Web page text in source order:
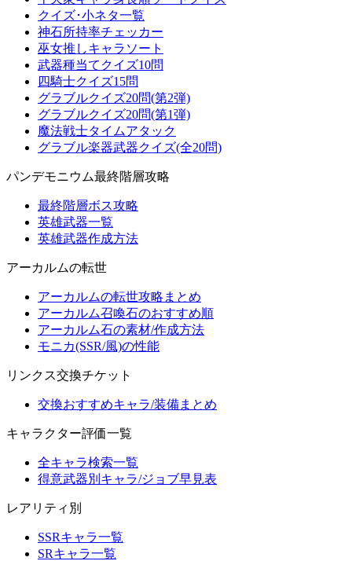
クイズ･小ネタ一覧
神石所持率チェッカー
巫女推しキャラソート
武器種当てクイズ10問
四騎士クイズ15問
グラブルクイズ20問(第2弾)
グラブルクイズ20問(第1弾)
魔法戦士タイムアタック
グラブル楽器武器クイズ(全20問)
パンデモニウム最終階層攻略
最終階層ボス攻略
英雄武器一覧
英雄武器作成方法
アーカルムの転世
アーカルムの転世攻略まとめ
アーカルム召喚石のおすすめ順
アーカルム石の素材/作成方法
モニカ(SSR/風)の性能
リンクス交換チケット
交換おすすめキャラ/装備まとめ
キャラクター評価一覧
全キャラ検索一覧
得意武器別キャラ/ジョブ早見表
レアリティ別
SSRキャラ一覧
SRキャラ一覧